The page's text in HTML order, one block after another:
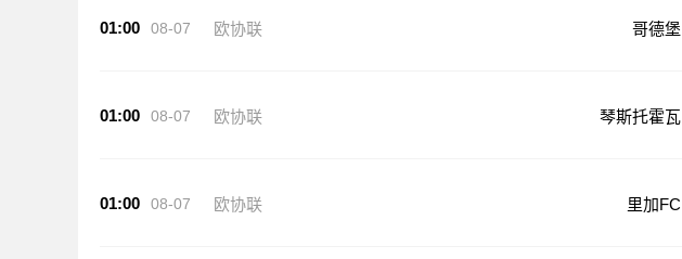
01:00 08-07 欧协联 哥德堡
01:00 08-07 欧协联 琴斯托霍瓦
01:00 08-07 欧协联 里加FC